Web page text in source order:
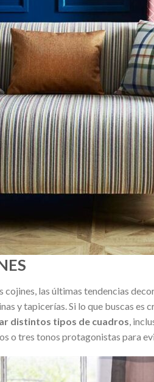
cojines, las últimas tendencias
y tapicerías. Si lo que buscas es
distintos tipos de cuadros ,
o tres tonos protagonistas para